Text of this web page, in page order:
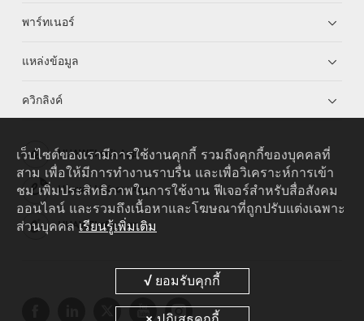
พาร์ทเนอร์
แหล่งข้อมูล
ควิกลิงค์
HUAWEI eKit App
Huawei HiKnow App
HUAWEI eFly App
เว็บไซต์ของเรามีการใช้งานคุกกี้ รวมถึงคุกกี้ของบุคคลที่
สาม เพื่อให้มีการทำงานราบรื่น และเพื่อวิเคราะห์การเข้า
ชม เพิ่มประสิทธิภาพในการใช้งาน ฟีเจอร์สำหรับสื่อสังคม
ออนไลน์ และรวมถึงเนื้อหาและโฆษณาที่ถูกปรับแต่งเฉพาะ
ส่วนบุคคล เรียนรู้เพิ่มเติม